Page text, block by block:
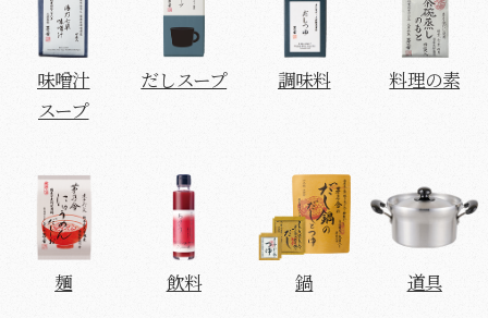
味噌汁
スープ
だしスープ 調味料 料理の素
麺 飲料 鍋 道具